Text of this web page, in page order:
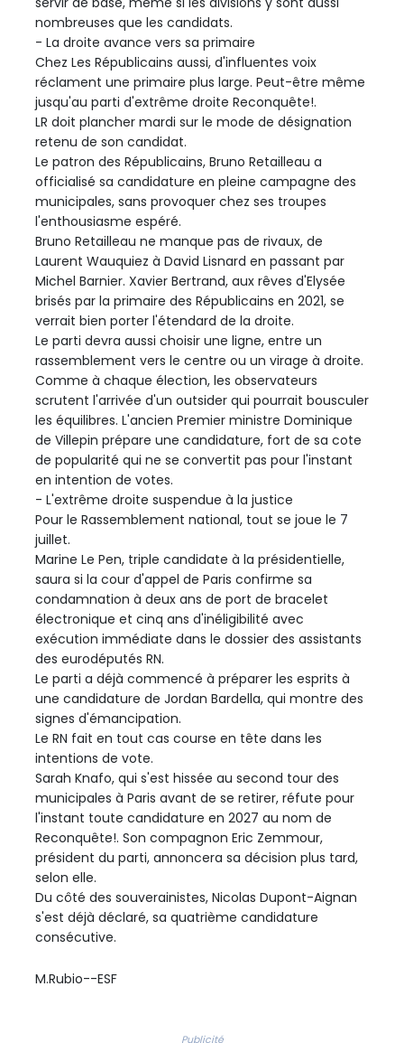
nombreuses que les candidats.
- La droite avance vers sa primaire
Chez Les Républicains aussi, d'influentes voix
réclament une primaire plus large. Peut-être même
jusqu'au parti d'extrême droite Reconquête!.
LR doit plancher mardi sur le mode de désignation
retenu de son candidat.
Le patron des Républicains, Bruno Retailleau a
officialisé sa candidature en pleine campagne des
municipales, sans provoquer chez ses troupes
l'enthousiasme espéré.
Bruno Retailleau ne manque pas de rivaux, de
Laurent Wauquiez à David Lisnard en passant par
Michel Barnier. Xavier Bertrand, aux rêves d'Elysée
brisés par la primaire des Républicains en 2021, se
verrait bien porter l'étendard de la droite.
Le parti devra aussi choisir une ligne, entre un
rassemblement vers le centre ou un virage à droite.
Comme à chaque élection, les observateurs
scrutent l'arrivée d'un outsider qui pourrait bousculer
les équilibres. L'ancien Premier ministre Dominique
de Villepin prépare une candidature, fort de sa cote
de popularité qui ne se convertit pas pour l'instant
en intention de votes.
- L'extrême droite suspendue à la justice
Pour le Rassemblement national, tout se joue le 7
juillet.
Marine Le Pen, triple candidate à la présidentielle,
saura si la cour d'appel de Paris confirme sa
condamnation à deux ans de port de bracelet
électronique et cinq ans d'inéligibilité avec
exécution immédiate dans le dossier des assistants
des eurodéputés RN.
Le parti a déjà commencé à préparer les esprits à
une candidature de Jordan Bardella, qui montre des
signes d'émancipation.
Le RN fait en tout cas course en tête dans les
intentions de vote.
Sarah Knafo, qui s'est hissée au second tour des
municipales à Paris avant de se retirer, réfute pour
l'instant toute candidature en 2027 au nom de
Reconquête!. Son compagnon Eric Zemmour,
président du parti, annoncera sa décision plus tard,
selon elle.
Du côté des souverainistes, Nicolas Dupont-Aignan
s'est déjà déclaré, sa quatrième candidature
consécutive.
M.Rubio--ESF
Publicité